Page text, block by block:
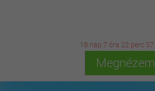
18 nap 7 óra 22 perc 55
Megnézem